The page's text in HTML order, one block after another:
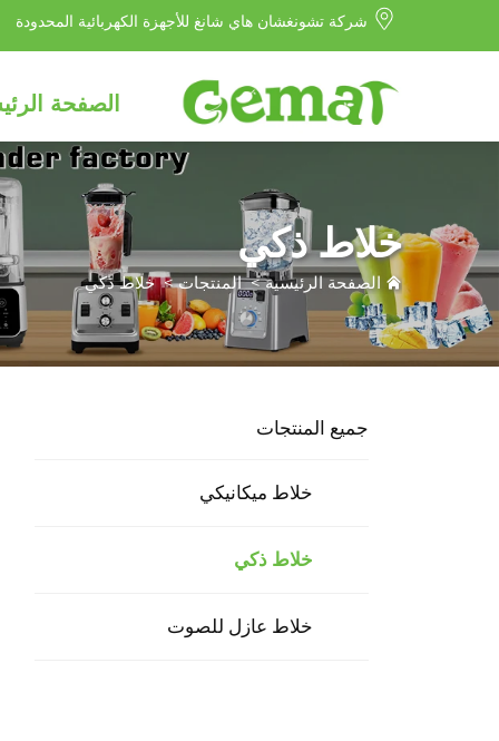
شركة تشونغشان هاي شانغ للأجهزة الكهربائية المحدودة
الصفحة
خلاط ذكي
الصفحة الرئيسية>المنتجات>خلاط ذكي
جميع المنتجات
خلاط ميكانيكي
خلاط ذكي
خلاط عازل للصوت